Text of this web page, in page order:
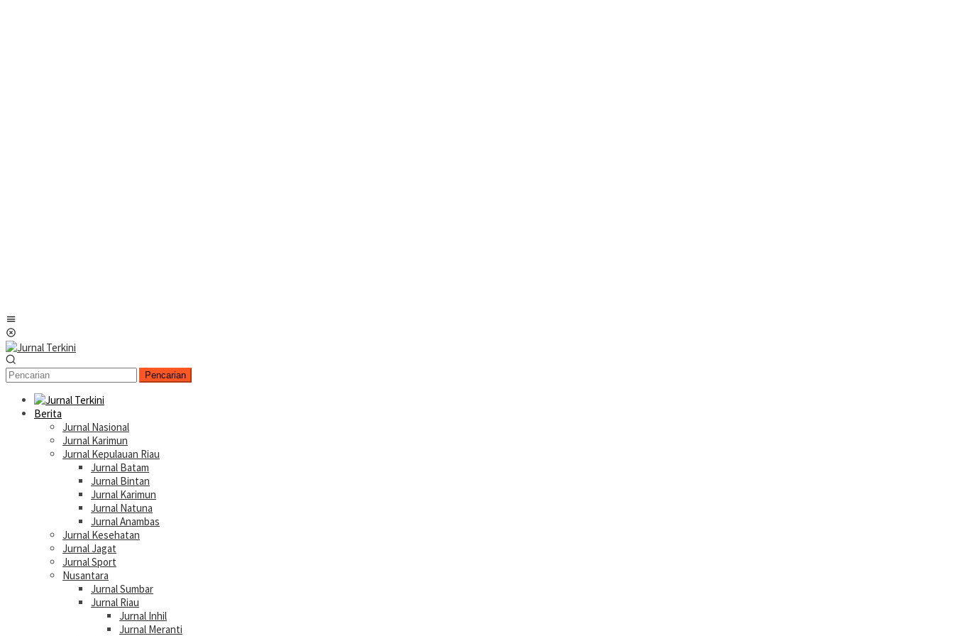
Pencarian
Berita
Jurnal Nasional
Jurnal Karimun
Jurnal Kepulauan Riau
Jurnal Batam
Jurnal Bintan
Jurnal Karimun
Jurnal Natuna
Jurnal Anambas
Jurnal Kesehatan
Jurnal Jagat
Jurnal Sport
Nusantara
Jurnal Sumbar
Jurnal Riau
Jurnal Inhil
Jurnal Meranti